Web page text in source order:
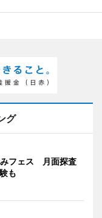
グ
フェス 月面探査
も